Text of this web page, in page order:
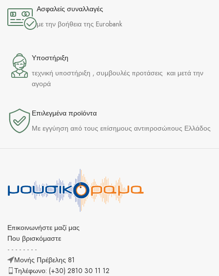
Ασφαλείς συναλλαγές
με την βοήθεια της Eurobank
Υποστήριξη
τεχνική υποστήριξη , συμβουλές προτάσεις και μετά την
αγορά
Επιλεγμένα προϊόντα​
Με εγγύηση από τους επίσημους αντιπροσώπους Ελλάδος
Επικοινωνήστε μαζί μας
Που βρισκόμαστε
- - - - - - - -
Μονής Πρέβελης 81
Τηλέφωνο: (+30) 2810 30 11 12